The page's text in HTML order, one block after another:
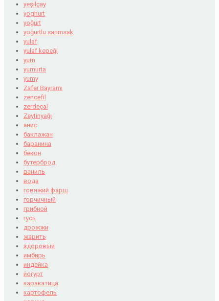
yeşilçay
yoghurt
yoğurt
yoğurtlu sarımsak
yulaf
yulaf kepeği
yum
yumurta
yumy
Zafer Bayramı
zencefil
zerdeçal
Zeytinyağı
анис
баклажан
баранина
бекон
бутерброд
ваниль
вода
говяжий фарш
горчичный
грибной
гусь
дрожжи
жарить
здоровый
имбирь
индейка
йогурт
каракатица
картофель